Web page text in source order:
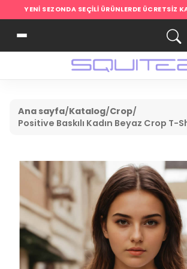
YENI SEZONDA SEÇILI ÜRÜNLERDE ÜCRETSIZ
Ana sayfa/Katalog/Crop/
Positive Baskılı Kadın Beyaz Crop T-